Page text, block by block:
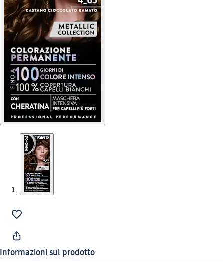
Informazioni sul prodotto